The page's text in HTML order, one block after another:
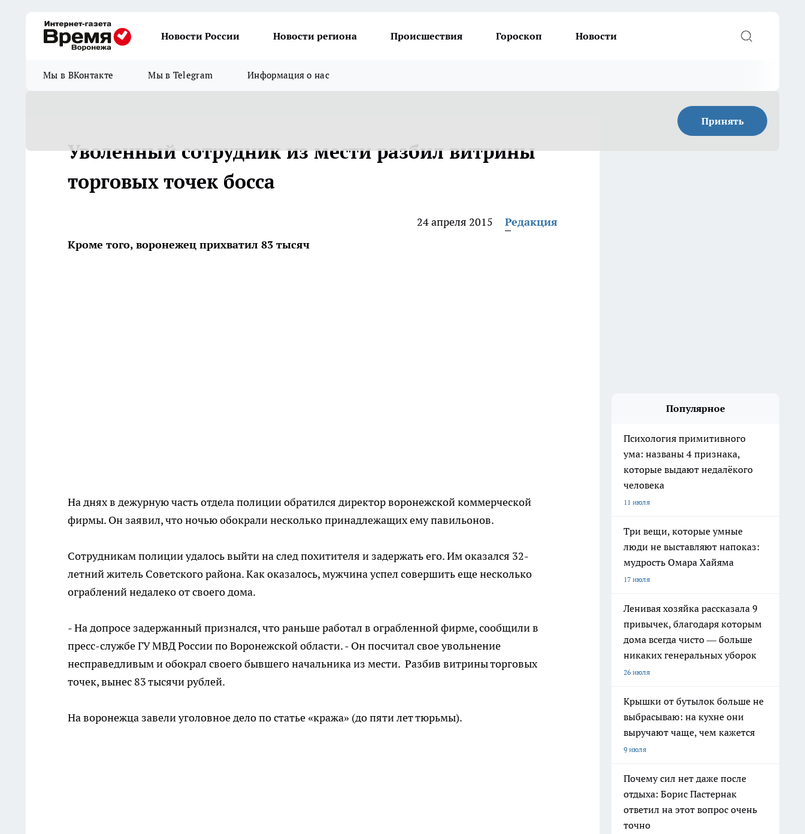
Новости России Новости региона Происшествия Гороскоп Новости
Мы в ВКонтакте Мы в Telegram Информация о нас
Принять
Уволенный сотрудник из мести разбил витрины
торговых точек босса
24 апреля 2015
Редакция
Кроме того, воронежец прихватил 83 тысяч
На днях в дежурную часть отдела полиции обратился директор воронежской коммерческой
фирмы. Он заявил, что ночью обокрали несколько принадлежащих ему павильонов.
Сотрудникам полиции удалось выйти на след похитителя и задержать его. Им оказался 32-
летний житель Советского района. Как оказалось, мужчина успел совершить еще несколько
ограблений недалеко от своего дома.
- На допросе задержанный признался, что раньше работал в ограбленной фирме, сообщили в
пресс-службе ГУ МВД России по Воронежской области. - Он посчитал свое увольнение
несправедливым и обокрал своего бывшего начальника из мести. Разбив витрины торговых
точек, вынес 83 тысячи рублей.
На воронежца завели уголовное дело по статье «кража» (до пяти лет тюрьмы).
Популярное
Психология примитивного
ума: названы 4 признака,
которые выдают недалёкого
человека
11 июля
Три вещи, которые умные
люди не выставляют напоказ:
мудрость Омара Хайяма
17 июля
Ленивая хозяйка рассказала 9
привычек, благодаря которым
дома всегда чисто — больше
никаких генеральных уборок
26 июля
Крышки от бутылок больше не
выбрасываю: на кухне они
выручают чаще, чем кажется
9 июля
Почему сил нет даже после
отдыха: Борис Пастернак
ответил на этот вопрос очень
точно